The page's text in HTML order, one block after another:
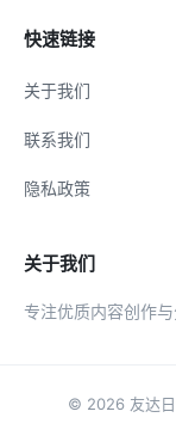
快速链接
关于我们
联系我们
隐私政策
关于我们
专注优质内容创作
© 2026 友达